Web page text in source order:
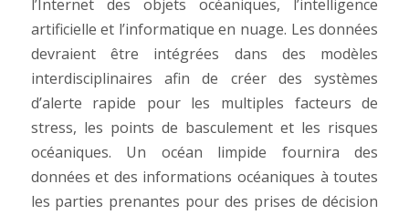
l’Internet des objets océaniques, l’intelligence
artificielle et l’informatique en nuage. Les données
devraient être intégrées dans des modèles
interdisciplinaires afin de créer des systèmes
d’alerte rapide pour les multiples facteurs de
stress, les points de basculement et les risques
océaniques. Un océan limpide fournira des
données et des informations océaniques à toutes
les parties prenantes pour des prises de décision